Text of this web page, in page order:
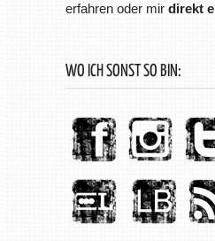
erfahren oder mir direkt
WO ICH SONST SO BIN: